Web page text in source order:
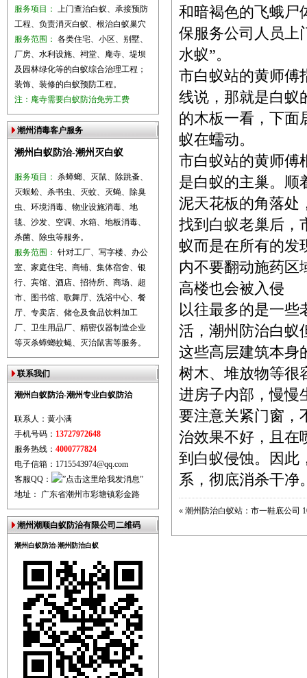
服务项目： 上门查治白蚁、承接预防
工程、负责消灭白蚁、根治白蚁巢穴
服务范围： 各类住宅、小区、别墅、
厂房、水利设施、祠堂、庵寺、堤坝
及园林绿化等的白蚁综合治理工程；
装饰、装修的白蚁预防工程。
注：庵寺需要白蚁防治免劳工费
潮州消毒客户服务
潮州白蚁防治-潮州灭白蚁
服务项目： 杀蟑螂、灭鼠、除跳蚤、
灭蜈蚣、杀书虫、灭蚊、灭蝇、除臭
虫、环境消毒、物业设施消毒、地
毯、沙发、空调、水箱、地板消毒、
杀菌、除虫等服务。
服务范围： 针对工厂、写字楼、办公
室、家庭住宅、商铺、集体宿舍、银
行、宾馆、酒店、招待所、商场、超
市、图书馆、歌舞厅、洗浴中心、餐
厅、专卖店、储仓及食品饮料加工
厂、卫生用品厂、精密仪器制造企业
等灭杀蟑螂蚊蝇、灭治鼠害等服务。
联系我们
潮州白蚁防治-潮州专业白蚁防治
联系人：黄小满
手机号码： 13727972648
服务热线： 4000777824
电子信箱：1715543974@qq.com
客服QQ：
地址： 广东省潮州市彩塘镇彩金路
潮州潮顺白蚁防治有限公司二维码
潮州白蚁防治-潮州防治白蚁
和暗褐色的飞蛾尸
保服务公司人员上
水蚁”。
市白蚁站的黄师傅
线说，那就是白蚁
的木板一看，下面
蚁在蠕动。
市白蚁站的黄师傅
是白蚁的主巢。顺
泥天花板的角落处
找到白蚁老巢后，
蚁而是在所有的发
内不要翻动施药区
高楼也会被入侵
以往最多的是一些
活，潮州防治白蚁
这些高层建筑本身
树木、堆放物等很
进房子内部，慢慢
要注意关紧门窗，
治效果不好，且在
到白蚁侵蚀。因此
系，彻底消杀干净
« 潮州防治白蚁站：市一鞋底公司